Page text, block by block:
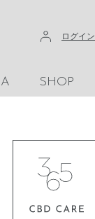
ログイン
SHOP